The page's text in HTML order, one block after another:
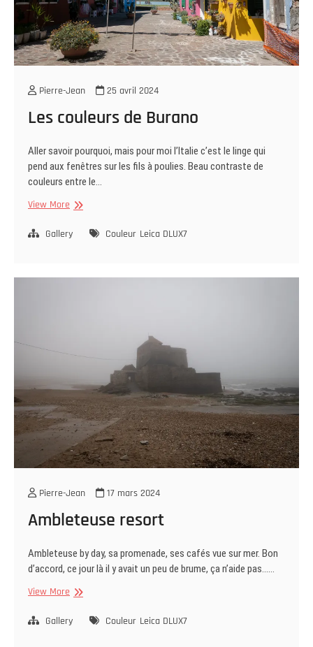
Pierre-Jean 25 avril 2024
Les couleurs de Burano
Aller savoir pourquoi, mais pour moi l’Italie c’est le linge qui
pend aux fenêtres sur les fils à poulies. Beau contraste de
couleurs entre le…
View More Les
de
Gallery Couleur Leica DLUX7
Pierre-Jean 17 mars 2024
Ambleteuse resort
Ambleteuse by day, sa promenade, ses cafés vue sur mer. Bon
d’accord, ce jour là il y avait un peu de brume, ça n’aide pas……
View More Ambleteuse
Gallery
Couleur Leica DLUX7